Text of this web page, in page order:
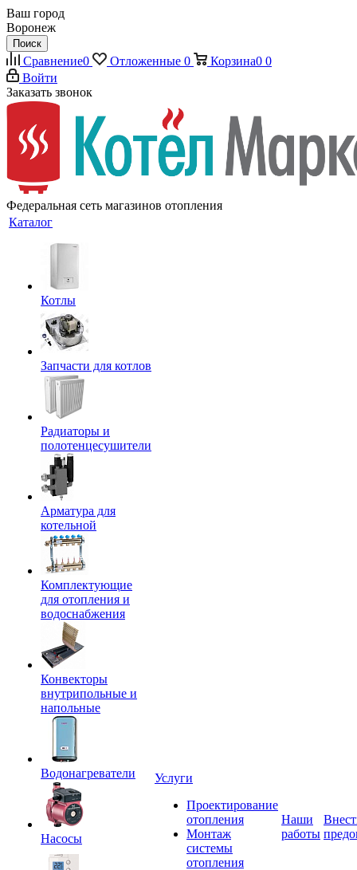
Ваш город
Воронеж
Поиск
Сравнение0 Отложенные 0 Корзина0 0
Войти
Заказать звонок
Федеральная сеть магазинов отопления
Каталог
Котлы
Запчасти для котлов
Радиаторы и
полотенцесушители
Арматура для
котельной
Комплектующие
для отопления и
водоснабжения
Конвекторы
внутрипольные и
напольные
Водонагреватели
Насосы
Услуги
Проектирование
отопления
Монтаж
системы
отопления
Наши
работы